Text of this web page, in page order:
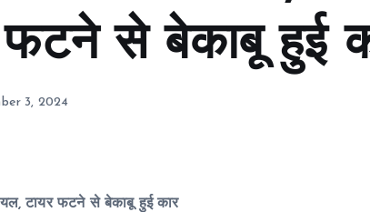
फटने से बेकाबू हुई
3, 2024
टायर फटने से बेकाबू हुई कार